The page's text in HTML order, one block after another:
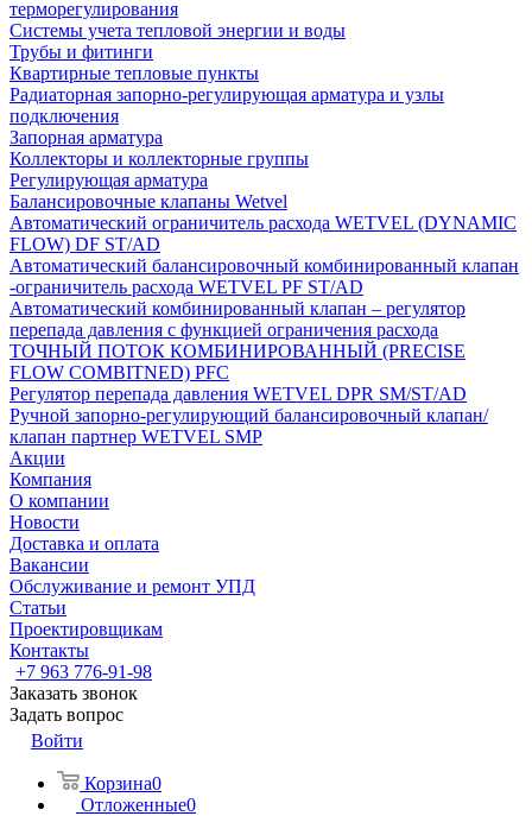
терморегулирования
Системы учета тепловой энергии и воды
Трубы и фитинги
Квартирные тепловые пункты
Радиаторная запорно-регулирующая арматура и узлы
подключения
Запорная арматура
Коллекторы и коллекторные группы
Регулирующая арматура
Балансировочные клапаны Wetvel
Автоматический ограничитель расхода WETVEL (DYNAMIC
FLOW) DF ST/AD
Автоматический балансировочный комбинированный клапан
-ограничитель расхода WETVEL PF ST/AD
Автоматический комбинированный клапан – регулятор
перепада давления с функцией ограничения расхода
ТОЧНЫЙ ПОТОК КОМБИНИРОВАННЫЙ (PRECISE
FLOW COMBIТNED) PFC
Регулятор перепада давления WETVEL DPR SM/ST/AD
Ручной запорно-регулирующий балансировочный клапан/
клапан партнер WETVEL SMP
Акции
Компания
О компании
Новости
Доставка и оплата
Вакансии
Обслуживание и ремонт УПД
Статьи
Проектировщикам
Контакты
+7 963 776-91-98
Заказать звонок
Задать вопрос
Войти
Корзина0
Отложенные0